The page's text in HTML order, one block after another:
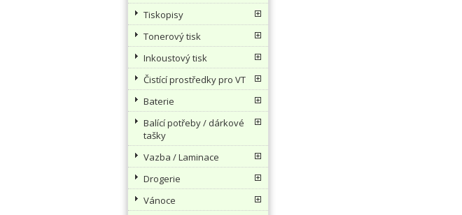
Tiskopisy
Tonerový tisk
Inkoustový tisk
Čistící prostředky pro VT
Baterie
Balící potřeby / dárkové
tašky
Vazba / Laminace
Drogerie
Vánoce